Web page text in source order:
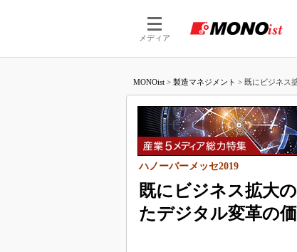
メディア
つながる
つながる
MONOist > 製造マネジメント > 既にビジネス
既にビジネス拡大
たデジタル変革の
ハノーバーメッセ2019